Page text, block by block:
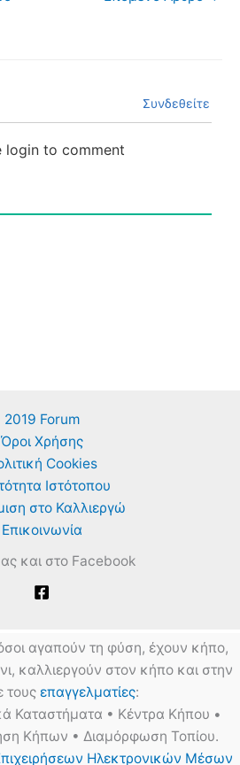
Συνδεθείτε
login to comment
2019 Forum
Όροι Χρήσης
Cookies
Ιστότοπου
στο Καλλιεργώ
Επικοινωνία
και στο Facebook
αγαπούν τη φύση, έχουν κήπο,
καλλιεργούν στον κήπο και στην
τους επαγγελματίες:
Καταστήματα • Κέντρα Κήπου •
Κήπων • Διαμόρφωση Τοπίου.
Ηλεκτρονικών Μέσων